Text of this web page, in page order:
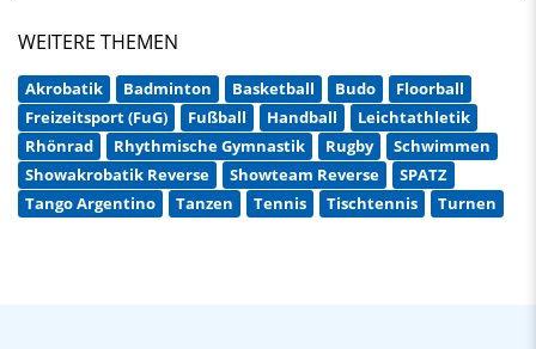
WEITERE THEMEN
Akrobatik Badminton Basketball Budo
Floorball
Freizeitsport (FuG)
Fußball Handball
Leichtathletik
Rhönrad
Rhythmische Gymnastik Rugby
Schwimmen
Showakrobatik Reverse
Showteam Reverse
SPATZ
Tango Argentino
Tanzen Tennis Tischtennis Turnen